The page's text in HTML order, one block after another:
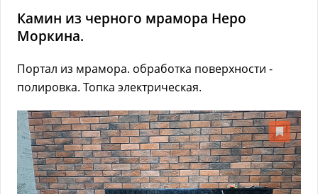
Камин из черного мрамора Неро
Моркина.
Портал из мрамора. обработка поверхности -
полировка. Топка электрическая.